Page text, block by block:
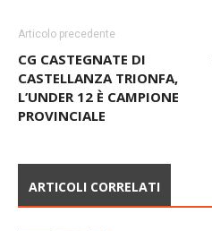
Articolo precedente
CG CASTEGNATE DI
CASTELLANZA TRIONFA,
L’UNDER 12 È CAMPIONE
PROVINCIALE
ARTICOLI CORRELATI